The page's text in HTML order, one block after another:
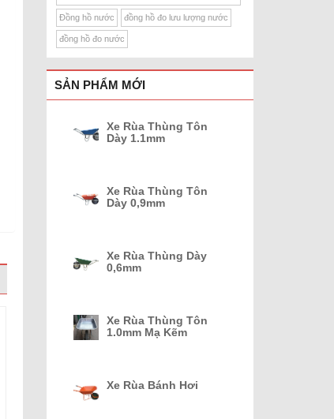
Đồng hồ nước đồng hồ đo lưu lượng nước
đồng hồ đo nước
SẢN PHẨM MỚI
Xe Rùa Thùng Tôn
Dày 1.1mm
Xe Rùa Thùng Tôn
Dày 0,9mm
Xe Rùa Thùng Dày
0,6mm
Xe Rùa Thùng Tôn
1.0mm Mạ Kẽm
Xe Rùa Bánh Hơi